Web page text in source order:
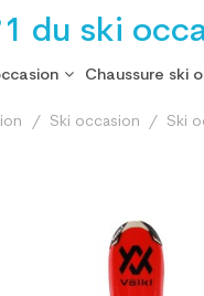
du ski
Chaussure ski
Ski occasion Ski